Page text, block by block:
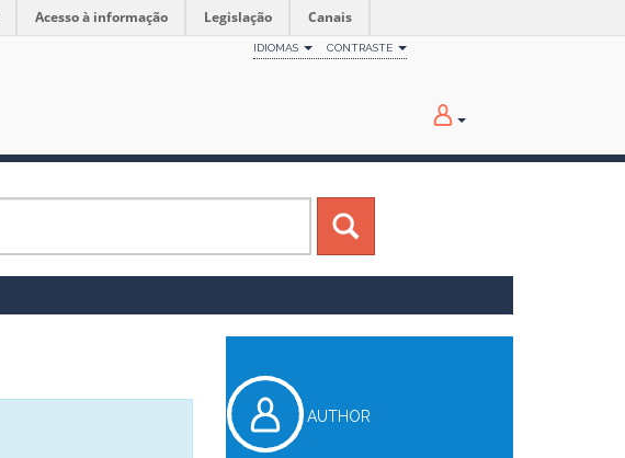
Acesso à informação Legislação Canais
IDIOMAS CONTRASTE
AUTHOR